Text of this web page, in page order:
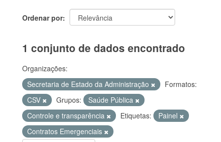
Ordenar por
1 conjunto de dados encontrado
Organizações:
Secretaria de Estado da Administração
Formatos:
CSV
Grupos:
Saúde Pública
Controle e transparência
Etiquetas:
Painel
Contratos Emergenciais